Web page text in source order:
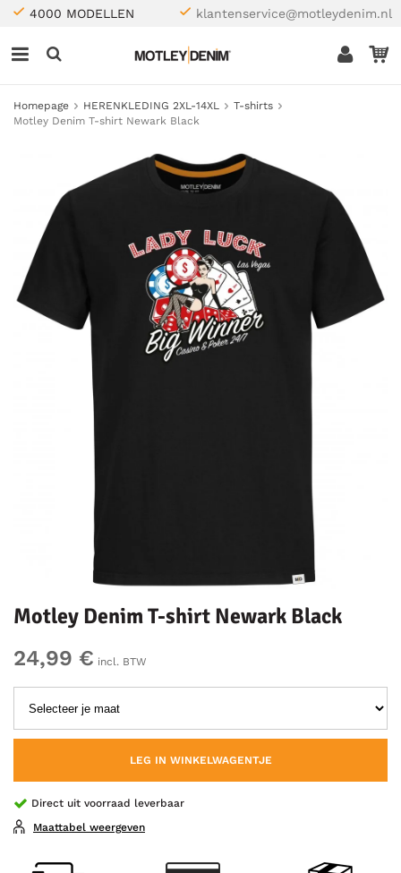
4000 MODELLEN klantenservice@motleydenim.nl
Homepage HERENKLEDING 2XL-14XL
T-shirts
Motley Denim T-shirt Newark Black
Motley Denim T-shirt Newark Black
24,99 € incl. BTW
LEG IN WINKELWAGENTJE
Direct uit voorraad leverbaar
Maattabel weergeven